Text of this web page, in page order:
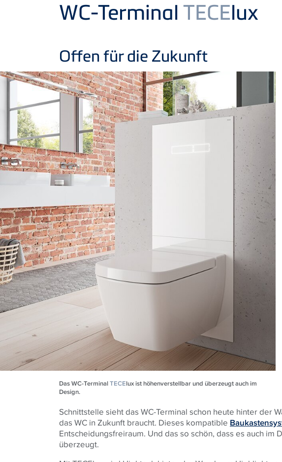
WC-TerminalTECElux
Offen für die Zukunft
Das WC-TerminalTECElux ist höhenverstellbar und überzeugt auch im
Design.
Schnittstelle sieht das WC-Terminal schon heute hinter der
das WC in Zukunft braucht. Dieses kompatible
Entscheidungsfreiraum. Und das so schön, dass es auch im
überzeugt.